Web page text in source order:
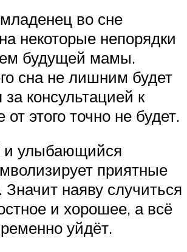
во сне
некоторые непорядки
будущей мамы.
сна не лишним будет
за консультацией к
этого точно не будет.
и улыбающийся
приятные
наяву случиться
и хорошее, а всё
уйдёт.